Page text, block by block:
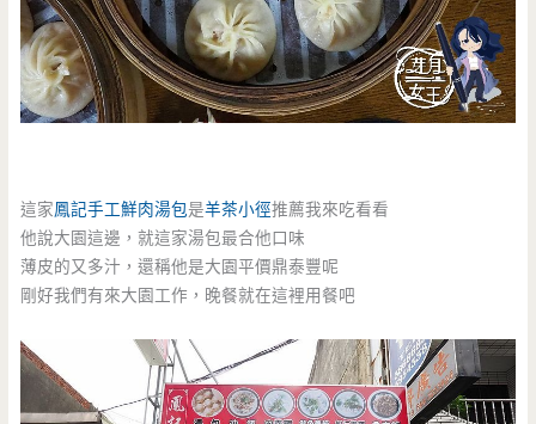
這家鳳記手工鮮肉湯包是羊茶小徑推薦我來吃看看
他說大園這邊，就這家湯包最合他口味
薄皮的又多汁，還稱他是大園平價鼎泰豐呢
剛好我們有來大園工作，晚餐就在這裡用餐吧